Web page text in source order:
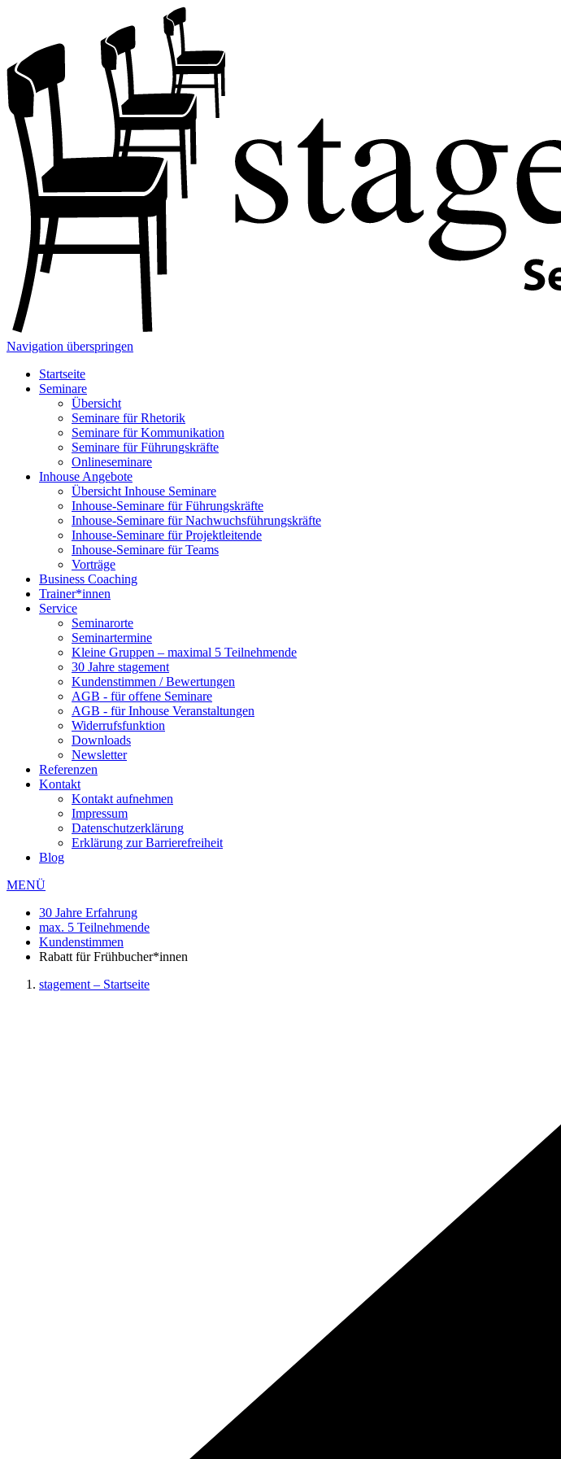
Navigation überspringen
Startseite
Seminare
Übersicht
Seminare für Rhetorik
Seminare für Kommunikation
Seminare für Führungskräfte
Onlineseminare
Inhouse Angebote
Übersicht Inhouse Seminare
Inhouse-Seminare für Führungskräfte
Inhouse-Seminare für Nachwuchsführungskräfte
Inhouse-Seminare für Projektleitende
Inhouse-Seminare für Teams
Vorträge
Business Coaching
Trainer*innen
Service
Seminarorte
Seminartermine
Kleine Gruppen – maximal 5 Teilnehmende
30 Jahre stagement
Kundenstimmen / Bewertungen
AGB - für offene Seminare
AGB - für Inhouse Veranstaltungen
Widerrufsfunktion
Downloads
Newsletter
Referenzen
Kontakt
Kontakt aufnehmen
Impressum
Datenschutzerklärung
Erklärung zur Barrierefreiheit
Blog
MENÜ
30 Jahre Erfahrung
max. 5 Teilnehmende
Kundenstimmen
Rabatt für Frühbucher*innen
stagement – Startseite